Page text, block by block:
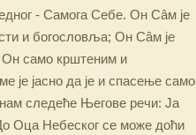
- Самога Себе. Он Сâм је
и богословља; Он Сâм је
Он само крштеним и
је јасно да је и спасење само
следеће Његове речи: Ја
Оца Небеског се може доћи